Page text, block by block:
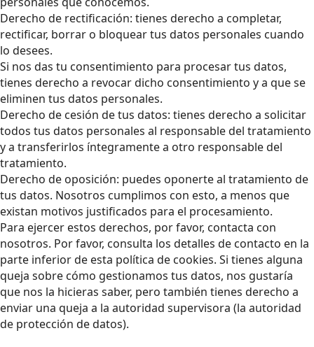
Derecho de rectificación: tienes derecho a completar,
rectificar, borrar o bloquear tus datos personales cuando
lo desees.
Si nos das tu consentimiento para procesar tus datos,
tienes derecho a revocar dicho consentimiento y a que se
eliminen tus datos personales.
Derecho de cesión de tus datos: tienes derecho a solicitar
todos tus datos personales al responsable del tratamiento
y a transferirlos íntegramente a otro responsable del
tratamiento.
Derecho de oposición: puedes oponerte al tratamiento de
tus datos. Nosotros cumplimos con esto, a menos que
existan motivos justificados para el procesamiento.
Para ejercer estos derechos, por favor, contacta con
nosotros. Por favor, consulta los detalles de contacto en la
parte inferior de esta política de cookies. Si tienes alguna
queja sobre cómo gestionamos tus datos, nos gustaría
que nos la hicieras saber, pero también tienes derecho a
enviar una queja a la autoridad supervisora (la autoridad
de protección de datos).